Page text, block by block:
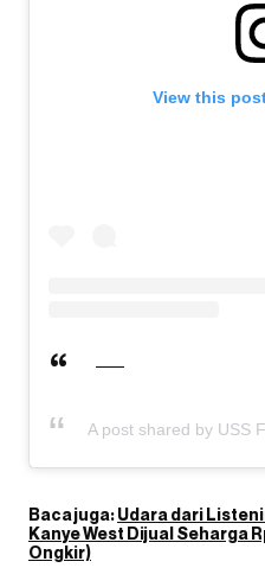
View this
A post shared by USS
Baca juga:Udara dari
Kanye West Dijual Seharga
Ongkir)